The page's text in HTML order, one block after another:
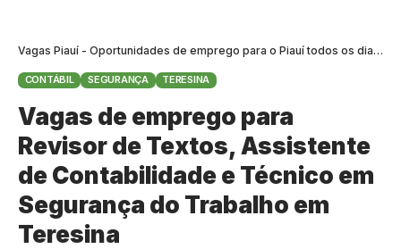
Vagas Piauí - Oportunidades de emprego para o Piauí todos os dias>
CONTÁBIL SEGURANÇA TERESINA
Vagas de emprego para
Revisor de Textos, Assistente
de Contabilidade e Técnico em
Segurança do Trabalho em
Teresina